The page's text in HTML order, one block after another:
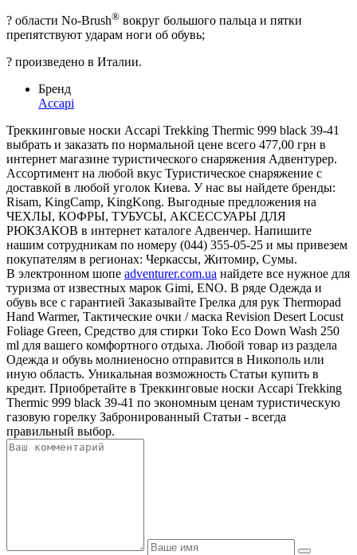
? области No-Brush® вокруг большого пальца и пятки
препятствуют ударам ноги об обувь;
? произведено в Италии.
Бренд
Accapi
Треккинговые носки Accapi Trekking Thermic 999 black 39-41
выбрать и заказать по нормальной цене всего 477,00 грн в
интернет магазине туристического снаряжения Адвентурер.
Ассортимент на любой вкус Туристическое снаряжение с
доставкой в любой уголок Киева. У нас вы найдете бренды:
Risam, KingCamp, KingKong. Выгодные предложения на
ЧЕХЛЫ, КОФРЫ, ТУБУСЫ, АКСЕССУАРЫ ДЛЯ
РЮКЗАКОВ в интернет каталоге Адвенчер. Напишите
нашим сотрудникам по номеру (044) 355-05-25 и мы привезем
покупателям в регионах: Черкассы, Житомир, Сумы.
В электронном шопе adventurer.com.ua найдете все нужное для
туризма от известных марок Gimi, ENO. В ряде Одежда и
обувь все с гарантией Заказывайте Грелка для рук Thermopad
Hand Warmer, Тактические очки / маска Revision Desert Locust
Foliage Green, Средство для стирки Toko Eco Down Wash 250
ml для вашего комфортного отдыха. Любой товар из раздела
Одежда и обувь молниеносно отправится в Никополь или
иную область. Уникальная возможность Статьи купить в
кредит. Приобретайте в Треккинговые носки Accapi Trekking
Thermic 999 black 39-41 по экономным ценам туристическую
газовую горелку Забронированный Статьи - всегда
правильный выбор.